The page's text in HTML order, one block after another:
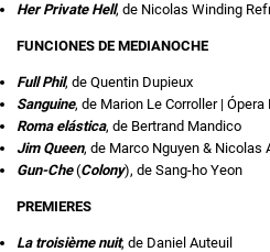
Her Private Hell, de Nicolas Winding
FUNCIONES DE MEDIANOCHE
Full Phil, de Quentin Dupieux
Sanguine, de Marion Le Corroller | Ópera
Roma elástica, de Bertrand Mandico
Jim Queen, de Marco Nguyen & Nicolas
Gun-Che(Colony), de Sang-ho Yeon
PREMIERES
La troisième nuit, de Daniel Auteuil